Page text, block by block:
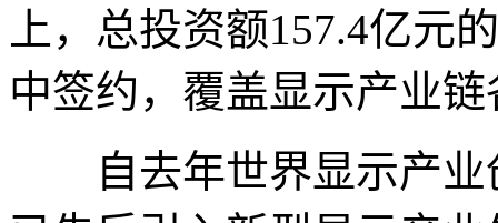
上，总投资额157.4亿元
中签约，覆盖显示产业
自去年世界显示产业